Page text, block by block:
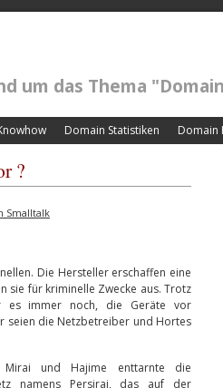
um das Thema
Domain Statistiken Domain
?
Smalltalk
Die Hersteller erschaffen eine
sie für kriminelle Zwecke aus. Trotz
es immer noch, die Geräte vor
seien die Netzbetreiber und Hortes
und Hajime enttarnte die
namens Persirai, das auf der